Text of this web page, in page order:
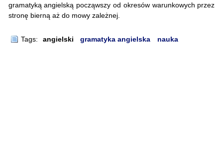
gramatyką angielską począwszy od okresów warunkowych przez
stronę bierną aż do mowy zależnej.
Tags: angielski gramatyka angielska nauka